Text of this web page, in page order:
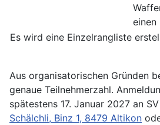
einen
Es wird eine Einzelrangliste
Aus organisatorischen Gründen
genaue Teilnehmerzahl.
spätestens 17. Januar 2027 an
Schälchli, Binz 1, 8479 Altikon